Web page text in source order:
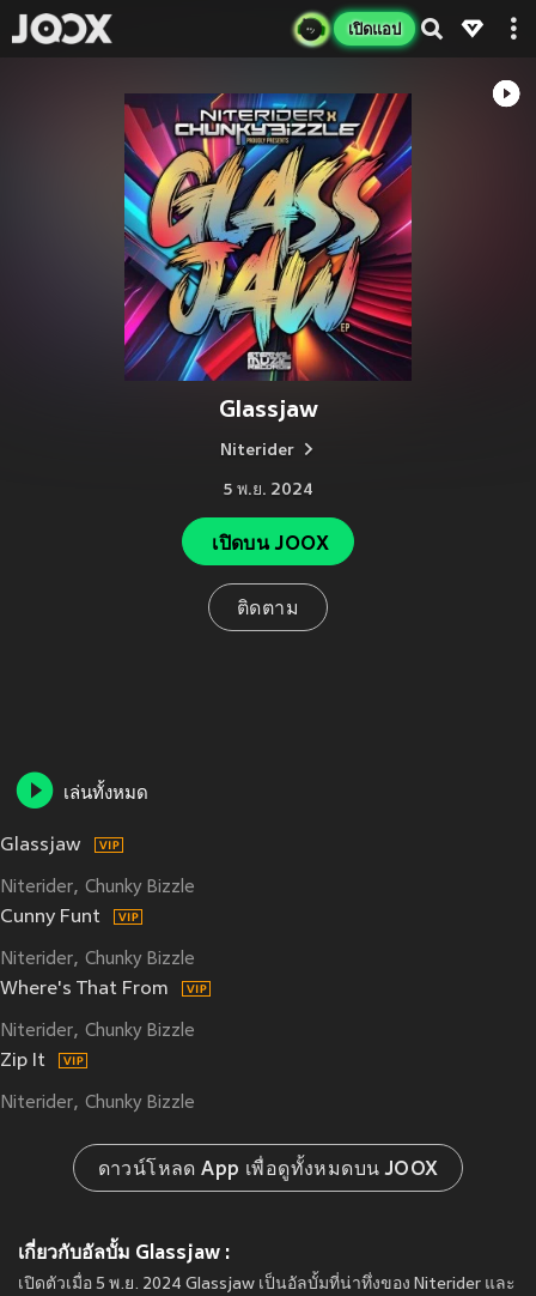
เปิดแอป
Glassjaw
Niterider
5 พ.ย. 2024
เปิดบน JOOX
ติดตาม
เล่นทั้งหมด
Glassjaw
Niterider Chunky Bizzle
Cunny Funt
Niterider Chunky Bizzle
Where's That From
Niterider Chunky Bizzle
Zip It
Niterider Chunky Bizzle
ดาวน์โหลด App เพื่อดูทั้งหมดบน JOOX
เกี่ยวกับอัลบั้ม Glassjaw :
เปิดตัวเมื่อ 5 พ.ย. 2024 Glassjaw เป็นอัลบั้มที่น่าทึ่งของ Niterider และ